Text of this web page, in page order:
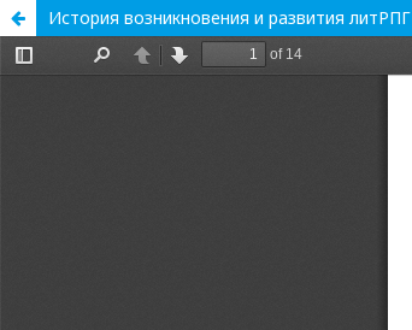
История возникновения и развития литРПГ